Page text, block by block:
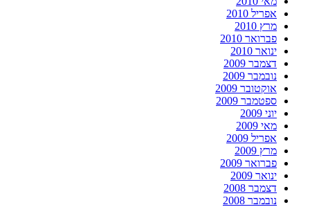
אפריל 2010
מרץ 2010
פברואר 2010
ינואר 2010
דצמבר 2009
נובמבר 2009
אוקטובר 2009
ספטמבר 2009
יוני 2009
מאי 2009
אפריל 2009
מרץ 2009
פברואר 2009
ינואר 2009
דצמבר 2008
נובמבר 2008